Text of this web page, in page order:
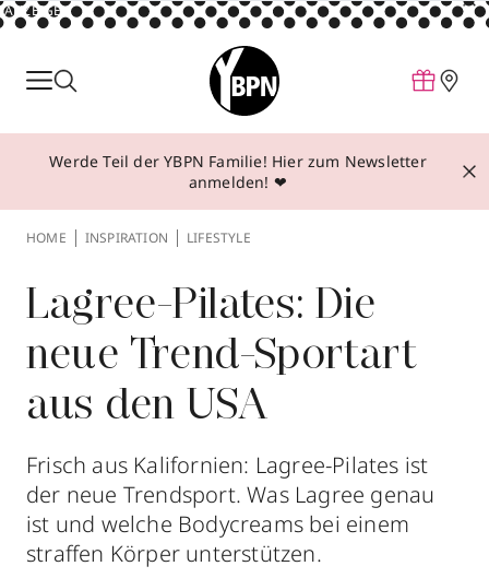
ANZEIGE
Parfum
Make-up
Behandlungen
Über YBPN
Aktionen
Storefinder
Werde Teil der YBPN Familie! Hier zum Newsletter
anmelden! ❤
HOME INSPIRATION LIFESTYLE
Lagree-Pilates: Die
neue Trend-Sportart
aus den USA
Frisch aus Kalifornien: Lagree-Pilates ist
der neue Trendsport. Was Lagree genau
ist und welche Bodycreams bei einem
straffen Körper unterstützen.